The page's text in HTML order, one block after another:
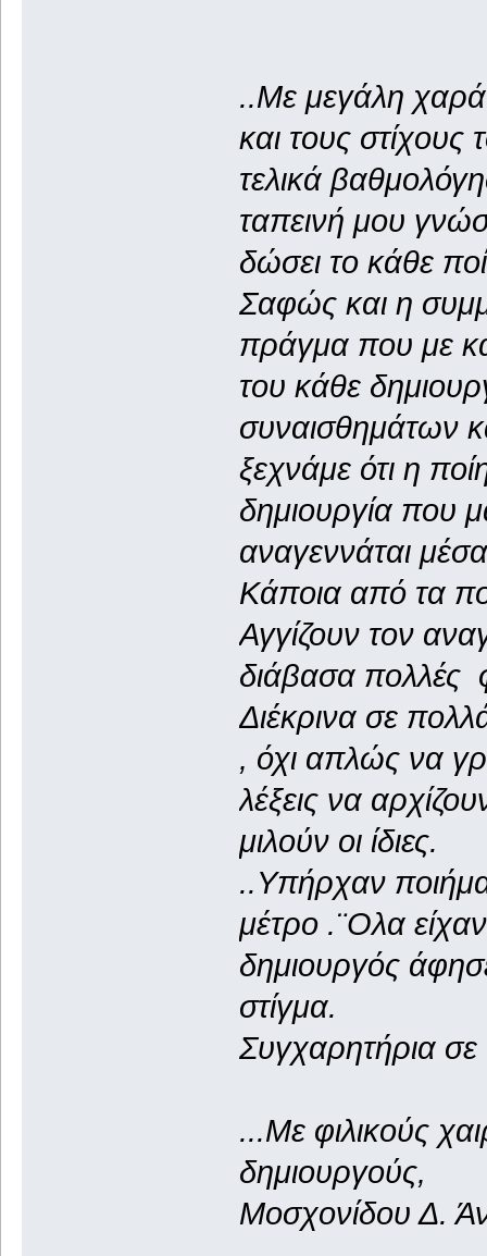
..Με μεγάλη χαρά
και τους
τελικά
ταπεινή μου
δώσει το κάθε
Σαφώς και η
πράγμα που με
του κάθε
συναισθημάτων
ξεχνάμε ότι η
δημιουργία που
αναγεννάται
Κάποια από τα
Αγγίζουν τον
διάβασα πολλές
Διέκρινα σε
, όχι απλώς να
λέξεις να
μιλούν οι ίδιες.
..Υπήρχαν
μέτρο .¨Ολα
δημιουργός
στίγμα.
Συγχαρητήρια σε
...Με φιλικούς
δημιουργούς,
Μοσχονίδου Δ.